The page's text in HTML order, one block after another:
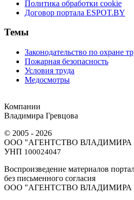
Политика обработки cookie
Договор портала ESPOT.BY
Темы
Законодательство по охране
Пожарная безопасность
Условия труда
Медосмотры
Компании
Владимира Гревцова
© 2005 - 2026
ООО "АГЕНТСТВО ВЛАДИМИРА
УНП 100024047
Воспроизведение материалов
без письменного согласия
OOO "АГЕНТСТВО ВЛАДИМИРА